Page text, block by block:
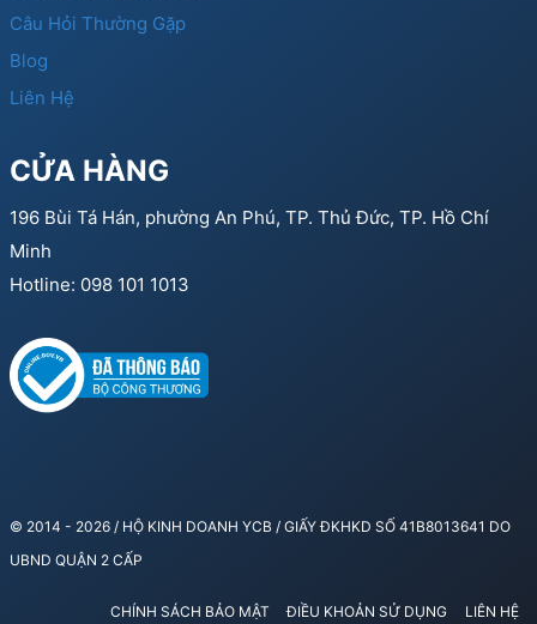
Câu Hỏi Thường Gặp
Blog
Liên Hệ
CỬA HÀNG
196 Bùi Tá Hán, phường An Phú, TP. Thủ Đức, TP. Hồ Chí
Minh
Hotline: 098 101 1013
© 2014 - 2026 / HỘ KINH DOANH YCB / GIẤY ĐKHKD SỐ 41B8013641 DO
UBND QUẬN 2 CẤP
CHÍNH SÁCH BẢO MẬT ĐIỀU KHOẢN SỬ DỤNG LIÊN HỆ